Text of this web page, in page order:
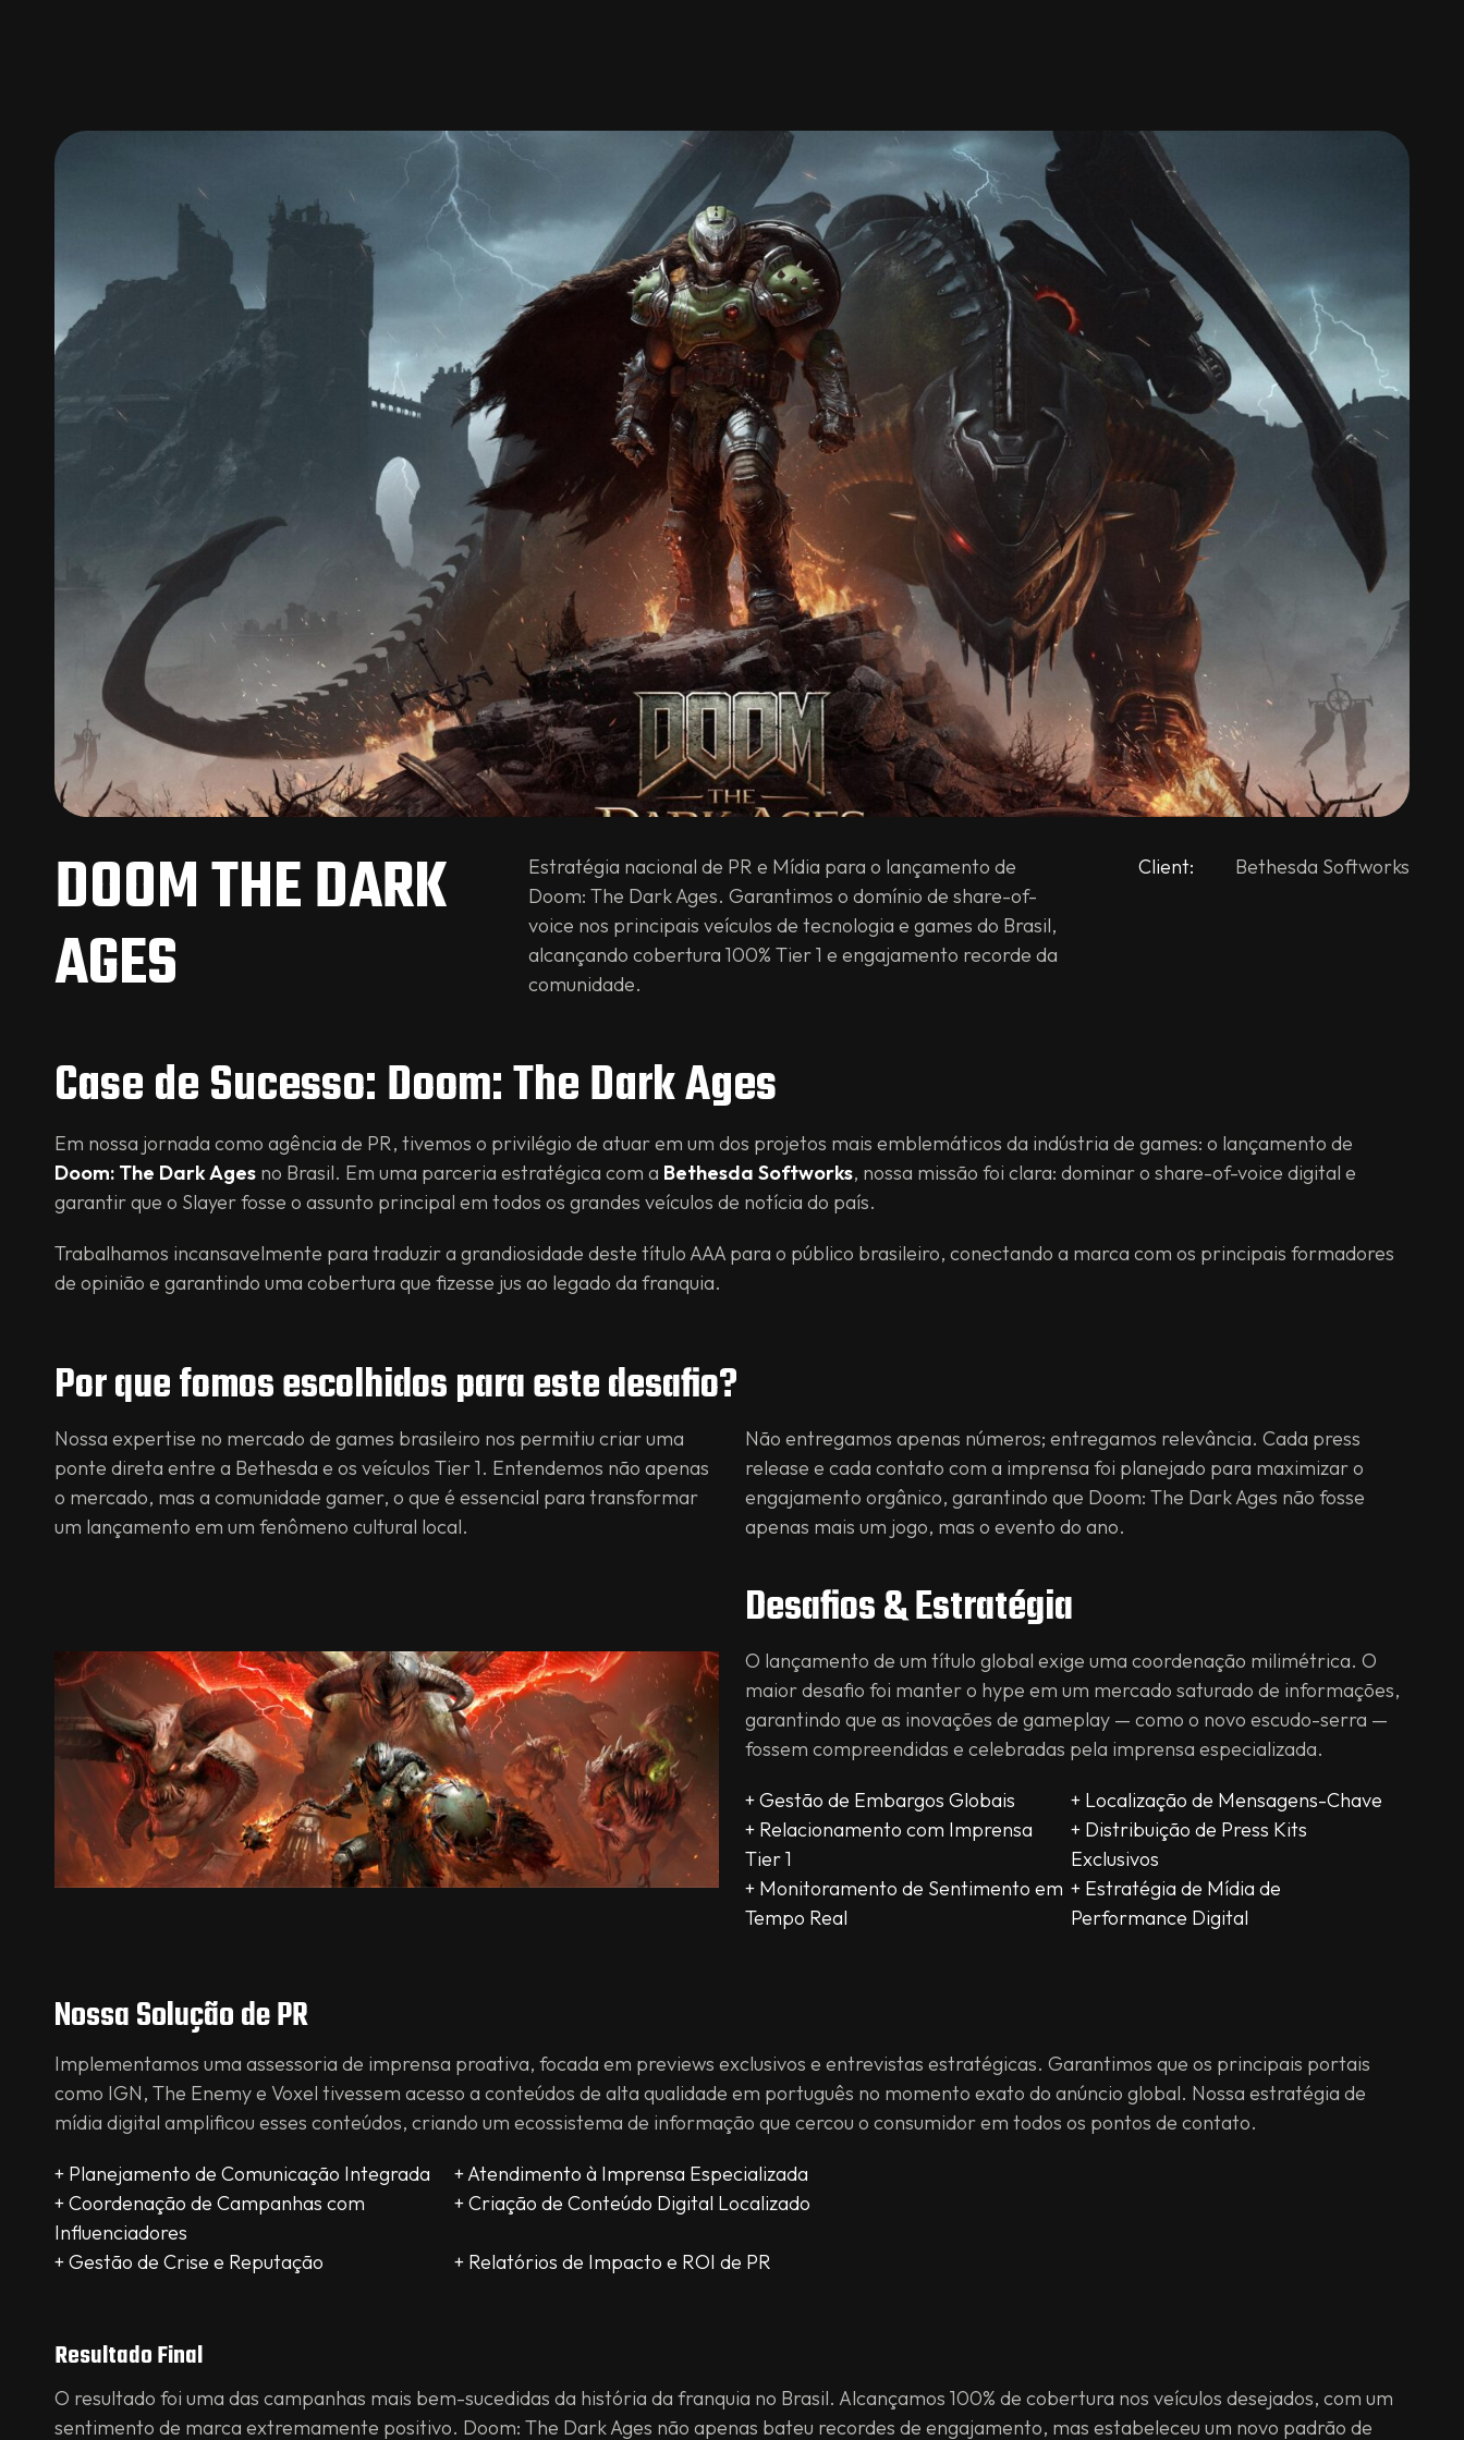
DOOM THE DARK
AGES
Estratégia nacional de PR e Mídia para o lançamento de
Doom: The Dark Ages. Garantimos o domínio de share-of-
voice nos principais veículos de tecnologia e games do Brasil,
alcançando cobertura 100% Tier 1 e engajamento recorde da
comunidade.
Client: Bethesda Softworks
Case de Sucesso: Doom: The Dark Ages
Em nossa jornada como agência de PR, tivemos o privilégio de atuar em um dos projetos mais emblemáticos da indústria de games: o lançamento de
Doom: The Dark Ages no Brasil. Em uma parceria estratégica com a Bethesda Softworks, nossa missão foi clara: dominar o share-of-voice digital e
garantir que o Slayer fosse o assunto principal em todos os grandes veículos de notícia do país.
Trabalhamos incansavelmente para traduzir a grandiosidade deste título AAA para o público brasileiro, conectando a marca com os principais formadores
de opinião e garantindo uma cobertura que fizesse jus ao legado da franquia.
Por que fomos escolhidos para este desafio?
Nossa expertise no mercado de games brasileiro nos permitiu criar uma
ponte direta entre a Bethesda e os veículos Tier 1. Entendemos não apenas
o mercado, mas a comunidade gamer, o que é essencial para transformar
um lançamento em um fenômeno cultural local.
Não entregamos apenas números; entregamos relevância. Cada press
release e cada contato com a imprensa foi planejado para maximizar o
engajamento orgânico, garantindo que Doom: The Dark Ages não fosse
apenas mais um jogo, mas o evento do ano.
Desafios & Estratégia
O lançamento de um título global exige uma coordenação milimétrica. O
maior desafio foi manter o hype em um mercado saturado de informações,
garantindo que as inovações de gameplay — como o novo escudo-serra —
fossem compreendidas e celebradas pela imprensa especializada.
+ Gestão de Embargos Globais
+ Localização de Mensagens-Chave
+ Relacionamento com Imprensa
Tier 1
+ Distribuição de Press Kits
Exclusivos
+ Monitoramento de Sentimento em
Tempo Real
+ Estratégia de Mídia de
Performance Digital
Nossa Solução de PR
Implementamos uma assessoria de imprensa proativa, focada em previews exclusivos e entrevistas estratégicas. Garantimos que os principais portais
como IGN, The Enemy e Voxel tivessem acesso a conteúdos de alta qualidade em português no momento exato do anúncio global. Nossa estratégia de
mídia digital amplificou esses conteúdos, criando um ecossistema de informação que cercou o consumidor em todos os pontos de contato.
+ Planejamento de Comunicação Integrada
+ Atendimento à Imprensa Especializada
+ Coordenação de Campanhas com
Influenciadores
+ Criação de Conteúdo Digital Localizado
+ Gestão de Crise e Reputação + Relatórios de Impacto e ROI de PR
Resultado Final
O resultado foi uma das campanhas mais bem-sucedidas da história da franquia no Brasil. Alcançamos 100% de cobertura nos veículos desejados, com um
sentimento de marca extremamente positivo. Doom: The Dark Ages não apenas bateu recordes de engajamento, mas estabeleceu um novo padrão de